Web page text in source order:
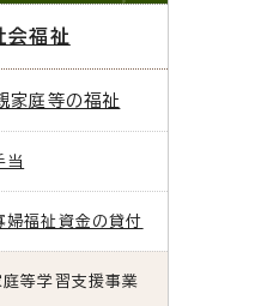
会福祉
家庭等の福祉
当
婦福祉資金の貸付
庭等学習支援事業